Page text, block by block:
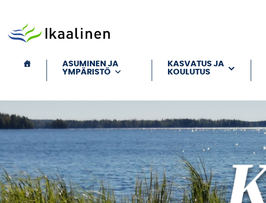
ASUMINEN JA
YMPÄRISTÖ
KASVATUS JA
KOULUTUS